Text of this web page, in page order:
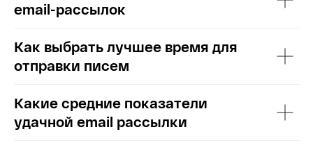
email-рассылок
Как выбрать лучшее время для
отправки писем
Какие средние показатели
удачной email рассылки